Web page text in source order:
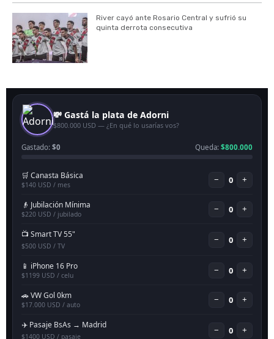
River cayó ante Rosario Central y sufrió su
quinta derrota consecutiva